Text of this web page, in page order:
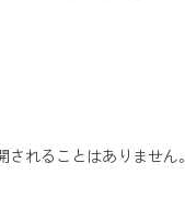
れることはありません。